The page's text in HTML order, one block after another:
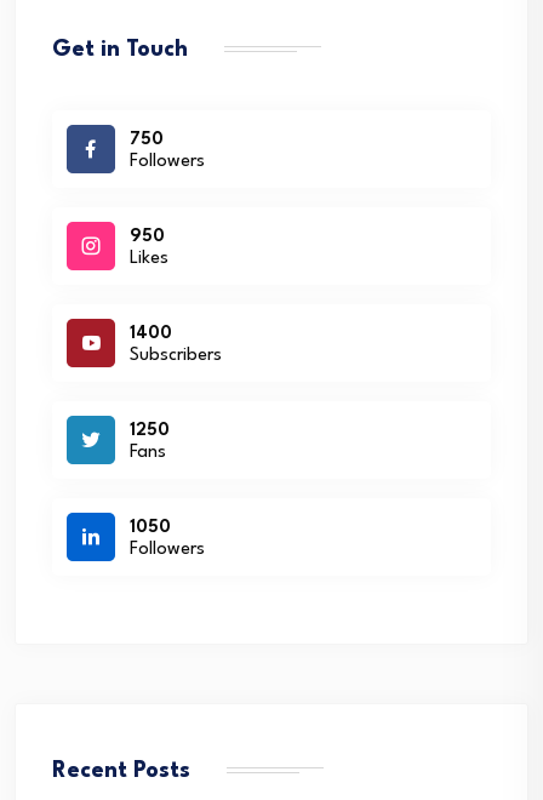
Get in Touch
750
Followers
950
Likes
1400
Subscribers
1250
Fans
1050
Followers
Recent Posts